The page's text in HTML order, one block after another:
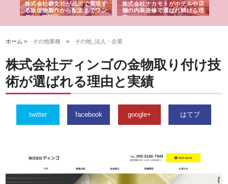
株式会社耕文社が品川で実現す
る販促物製作から配送までワン
ストップ対応
株式会社ナカモトがホテルや店
舗の内装改修で選ばれ続ける理
由
ホーム > その他業種 > その他_法人・企業
株式会社ディンゴの金物取り付け技
術が選ばれる理由と実績
twitter facebook google+ はてブ